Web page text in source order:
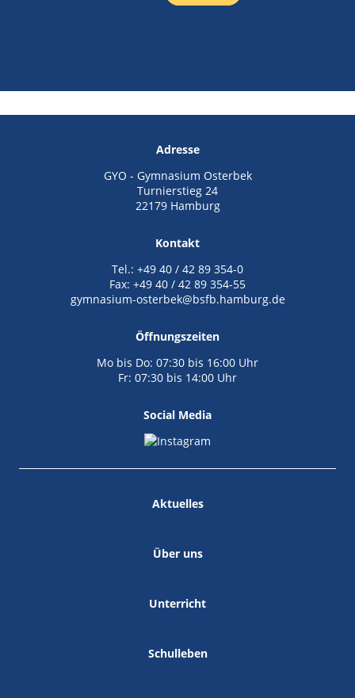
Adresse
GYO - Gymnasium Osterbek
Turnierstieg 24
22179 Hamburg
Kontakt
Tel.: +49 40 / 42 89 354-0
Fax: +49 40 / 42 89 354-55
gymnasium-osterbek@bsfb.hamburg.de
Öffnungszeiten
Mo bis Do: 07:30 bis 16:00 Uhr
Fr: 07:30 bis 14:00 Uhr
Social Media
Aktuelles
Über uns
Unterricht
Schulleben